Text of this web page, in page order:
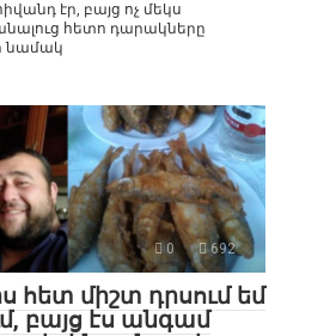
էր, բայց ոչ մեկս
հետո դարակները
նամակ
0 692
հետ միշտ դրսում եմ
բայց էս անգամ